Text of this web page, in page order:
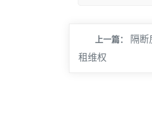
上一篇：
隔
租维权